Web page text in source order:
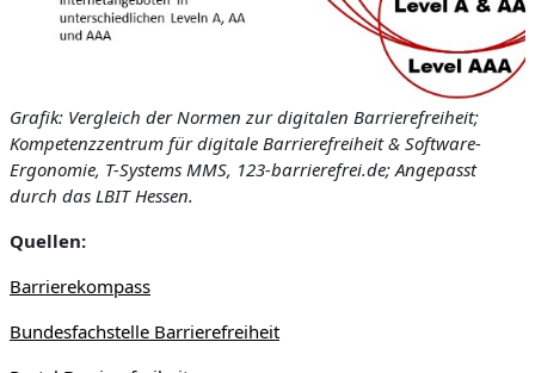
Grafik: Vergleich der Normen zur digitalen Barrierefreiheit;
Kompetenzzentrum für digitale Barrierefreiheit & Software-
Ergonomie, T-Systems MMS, 123-barrierefrei.de; Angepasst
durch das LBIT Hessen.
Quellen:
Barrierekompass
Bundesfachstelle Barrierefreiheit